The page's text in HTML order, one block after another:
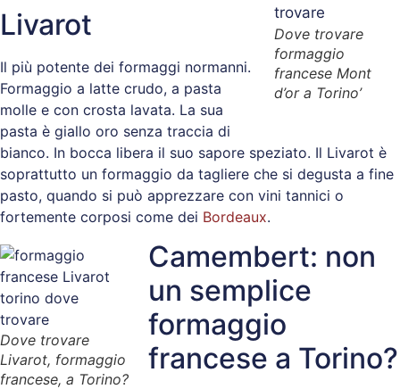
Dove trovare
formaggio
francese Mont
d’or a Torino’
Livarot
Il più potente dei formaggi normanni.
Formaggio a latte crudo, a pasta
molle e con crosta lavata. La sua
pasta è giallo oro senza traccia di
bianco. In bocca libera il suo sapore speziato. Il Livarot è
soprattutto un formaggio da tagliere che si degusta a fine
pasto, quando si può apprezzare con vini tannici o
fortemente corposi come dei Bordeaux.
Dove trovare
Livarot, formaggio
francese, a Torino?
Camembert: non
un semplice
formaggio
francese a Torino?